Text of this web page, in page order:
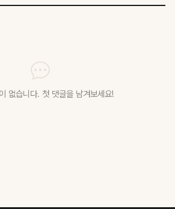
없습니다. 첫 댓글을 남겨보세요!